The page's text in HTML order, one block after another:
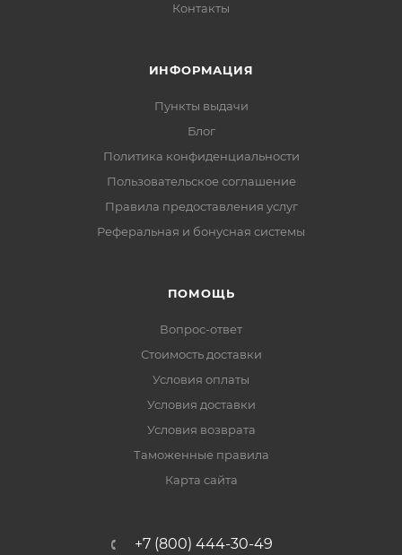
Контакты
ИНФОРМАЦИЯ
Пункты выдачи
Блог
Политика конфиденциальности
Пользовательское соглашение
Правила предоставления услуг
Реферальная и бонусная системы
ПОМОЩЬ
Вопрос-ответ
Стоимость доставки
Условия оплаты
Условия доставки
Условия возврата
Таможенные правила
Карта сайта
+7 (800) 444-30-49